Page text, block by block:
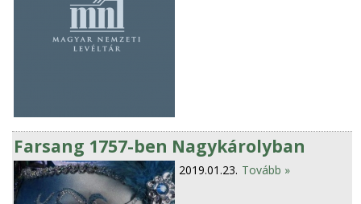
Farsang 1757-ben Nagykárolyban
2019.01.23. Tovább »